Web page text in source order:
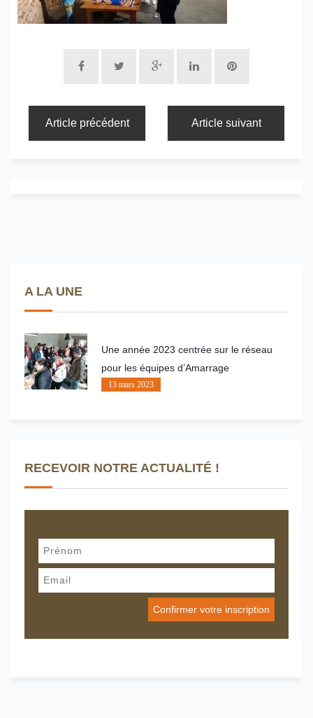
Article précédent Article suivant
A LA UNE
Une année 2023 centrée sur le réseau
pour les équipes d’Amarrage
13 mars 2023
RECEVOIR NOTRE ACTUALITÉ !